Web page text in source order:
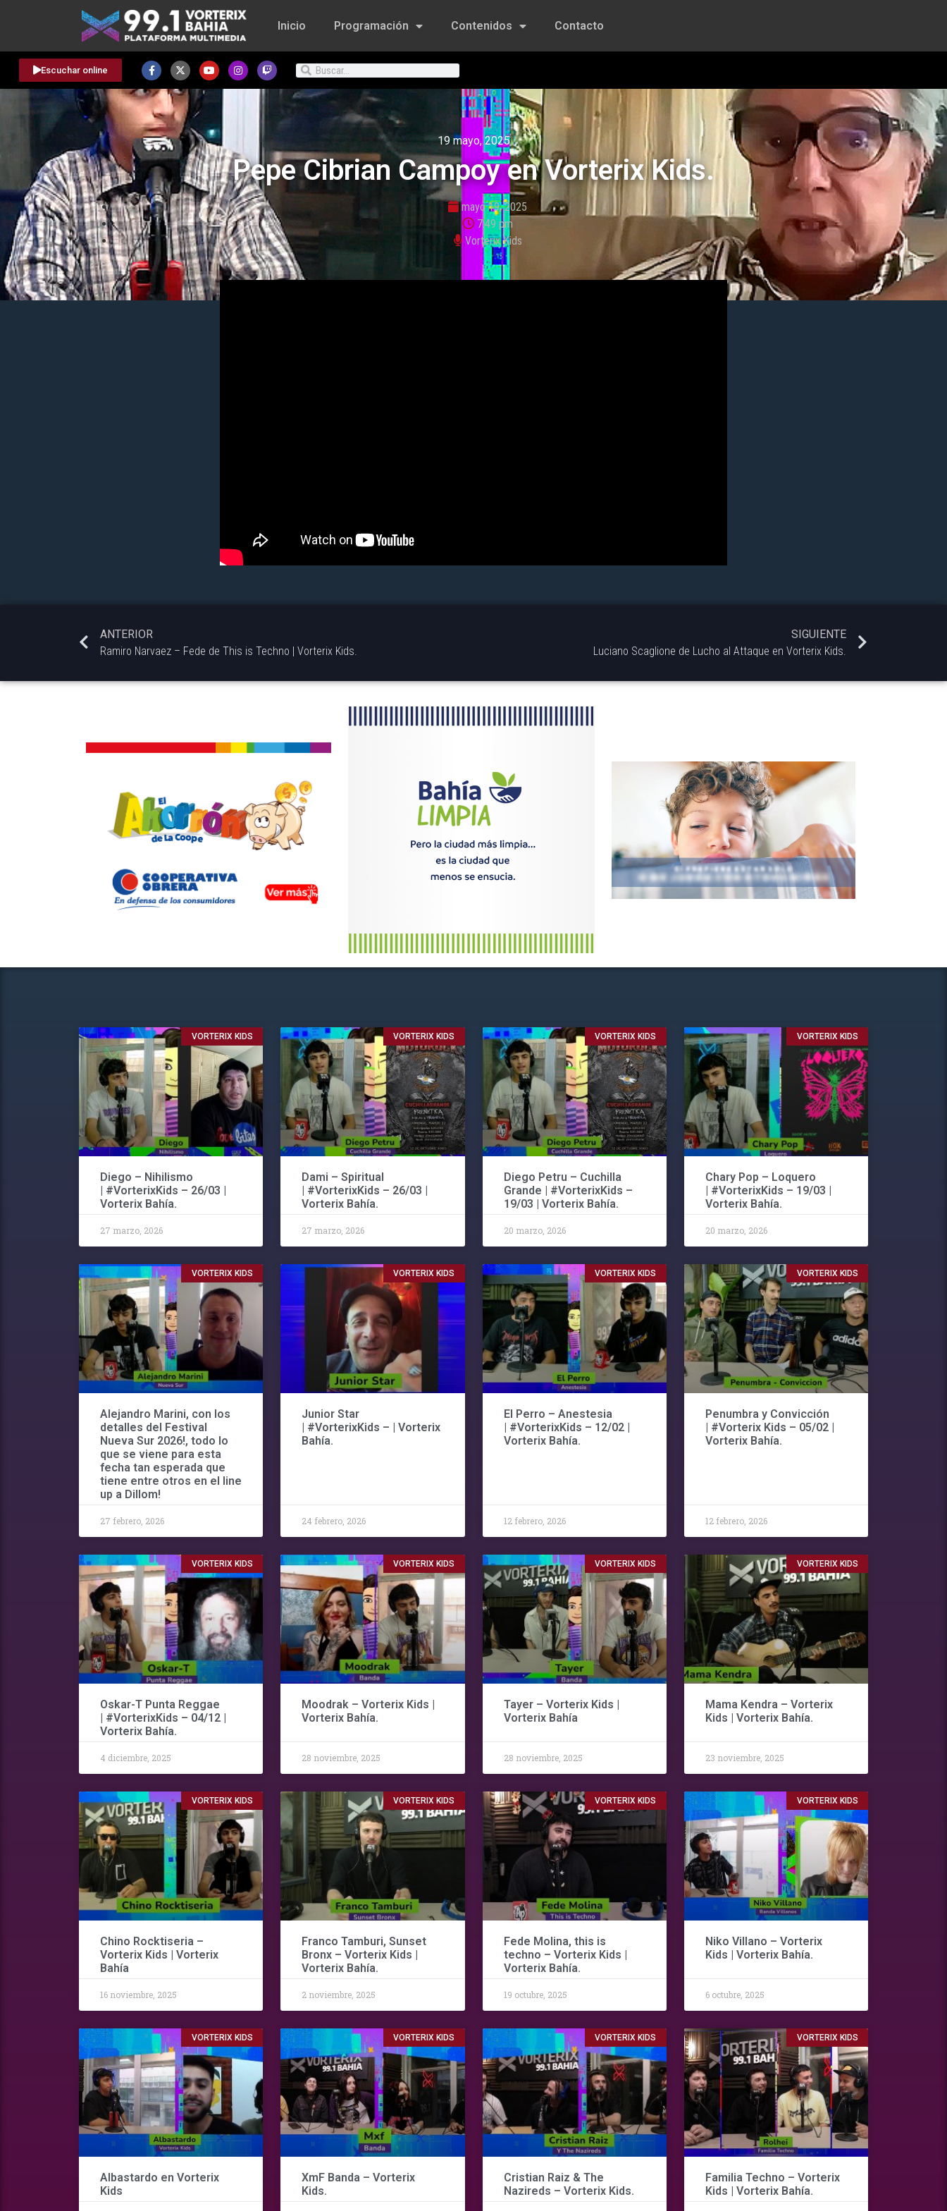
Inicio Programación Contenidos Contacto
Escuchar online
19 mayo, 2025
Pepe Cibrian Campoy en Vorterix Kids.
mayo 19, 2025
7:49 pm
Vorterix Kids
ANTERIOR
Ramiro Narvaez – Fede de This is Techno | Vorterix Kids.
SIGUIENTE
Luciano Scaglione de Lucho al Attaque en Vorterix Kids.
VORTERIX KIDS
Diego – Nihilismo
| #VorterixKids – 26/03 |
Vorterix Bahía.
27 marzo, 2026
VORTERIX KIDS
Dami – Spiritual
| #VorterixKids – 26/03 |
Vorterix Bahía.
27 marzo, 2026
VORTERIX KIDS
Diego Petru – Cuchilla
Grande | #VorterixKids –
19/03 | Vorterix Bahía.
20 marzo, 2026
VORTERIX KIDS
Chary Pop – Loquero
| #VorterixKids – 19/03 |
Vorterix Bahía.
20 marzo, 2026
VORTERIX KIDS
Alejandro Marini, con los
detalles del Festival
Nueva Sur 2026!, todo lo
que se viene para esta
fecha tan esperada que
tiene entre otros en el line
up a Dillom!
27 febrero, 2026
VORTERIX KIDS
Junior Star
| #VorterixKids – | Vorterix
Bahía.
24 febrero, 2026
VORTERIX KIDS
El Perro – Anestesia
| #VorterixKids – 12/02 |
Vorterix Bahía.
12 febrero, 2026
VORTERIX KIDS
Penumbra y Convicción
| #Vorterix Kids – 05/02 |
Vorterix Bahía.
12 febrero, 2026
VORTERIX KIDS
Oskar-T Punta Reggae
| #VorterixKids – 04/12 |
Vorterix Bahía.
4 diciembre, 2025
VORTERIX KIDS
Moodrak – Vorterix Kids |
Vorterix Bahía.
28 noviembre, 2025
VORTERIX KIDS
Tayer – Vorterix Kids |
Vorterix Bahía
28 noviembre, 2025
VORTERIX KIDS
Mama Kendra – Vorterix
Kids | Vorterix Bahía.
23 noviembre, 2025
VORTERIX KIDS
Chino Rocktiseria –
Vorterix Kids | Vorterix
Bahía
16 noviembre, 2025
VORTERIX KIDS
Franco Tamburi, Sunset
Bronx – Vorterix Kids |
Vorterix Bahía.
2 noviembre, 2025
VORTERIX KIDS
Fede Molina, this is
techno – Vorterix Kids |
Vorterix Bahía.
19 octubre, 2025
VORTERIX KIDS
Niko Villano – Vorterix
Kids | Vorterix Bahía.
6 octubre, 2025
VORTERIX KIDS
Albastardo en Vorterix
Kids
VORTERIX KIDS
XmF Banda – Vorterix
Kids.
VORTERIX KIDS
Cristian Raiz & The
Nazireds – Vorterix Kids.
VORTERIX KIDS
Familia Techno – Vorterix
Kids | Vorterix Bahía.